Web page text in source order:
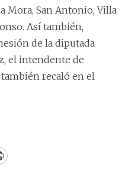
Mora, San Antonio, Villa
Así también,
de la diputada
el intendente de
recaló en el